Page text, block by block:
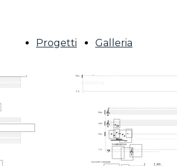
Progetti Galleria